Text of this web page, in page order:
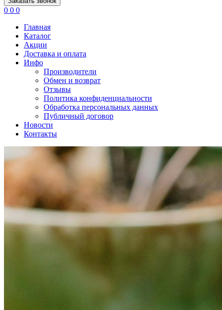
0 0 0
Главная
Каталог
Акции
Доставка и оплата
Инфо
Производители
Обмен и возврат
Отзывы
Политика конфиденциальности
Обработка персональных данных
Публичный договор
Новости
Контакты